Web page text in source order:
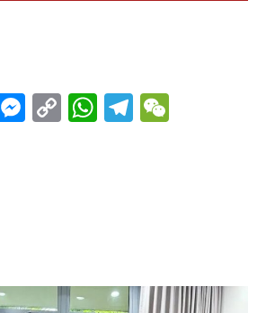
Facebook
Messenger
CopyWhatsApp